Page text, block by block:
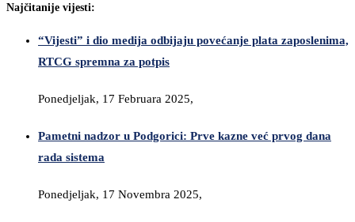
Najčitanije vijesti:
“Vijesti” i dio medija odbijaju povećanje plata zaposlenima,
RTCG spremna za potpis
Ponedjeljak, 17 Februara 2025,
Pametni nadzor u Podgorici: Prve kazne već prvog dana
rada sistema
Ponedjeljak, 17 Novembra 2025,